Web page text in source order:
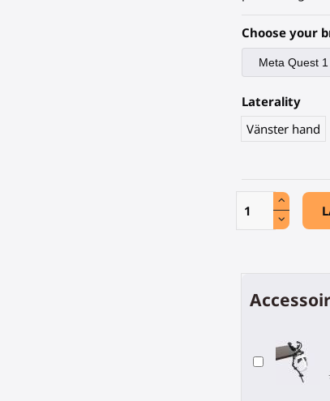
Choose your
Laterality
Vänster hand